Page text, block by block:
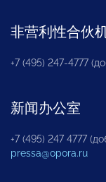
非营利性合伙
+7 (495) 247-4777
新闻办公室
+7 (495) 247 4777
pressa@opora.ru